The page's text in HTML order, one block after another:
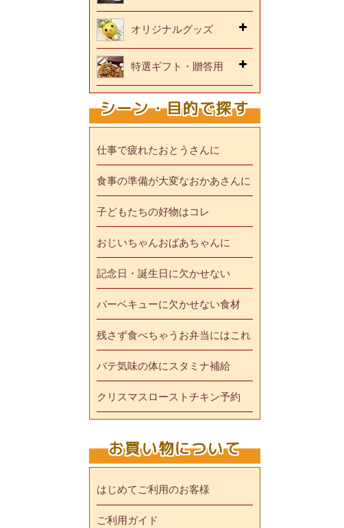
オリジナルグッズ
特選ギフト・贈答用
シーン・目的で探す
仕事で疲れたおとうさんに
食事の準備が大変なおかあさんに
子どもたちの好物はコレ
おじいちゃんおばあちゃんに
記念日・誕生日に欠かせない
バーベキューに欠かせない食材
残さず食べちゃうお弁当にはこれ
バテ気味の体にスタミナ補給
クリスマスローストチキン予約
お買い物について
はじめてご利用のお客様
ご利用ガイド